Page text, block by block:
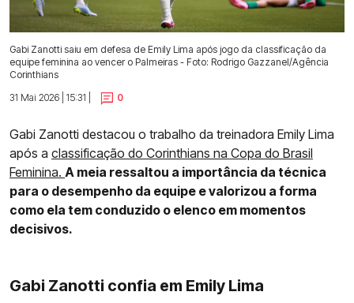
Gabi Zanotti saiu em defesa de Emily Lima após jogo da classificação da
equipe feminina ao vencer o Palmeiras - Foto: Rodrigo Gazzanel/Agência
Corinthians
31 Mai 2026 | 15:31 |
0
Gabi Zanotti destacou o trabalho da treinadora Emily Lima
após a classificação do Corinthians na Copa do Brasil
Feminina. A meia ressaltou a importância da técnica
para o desempenho da equipe e valorizou a forma
como ela tem conduzido o elenco em momentos
decisivos.
Gabi Zanotti confia em Emily Lima